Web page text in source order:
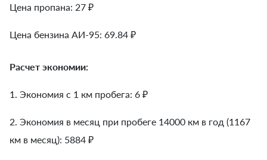
Цена пропана: 27 ₽
Цена бензина АИ-95: 69.84 ₽
Расчет экономии:
1. Экономия с 1 км пробега: 6 ₽
2. Экономия в месяц при пробеге 14000 км в год (1167
км в месяц): 5884 ₽